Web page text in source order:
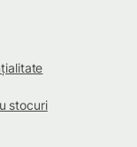
stocuri